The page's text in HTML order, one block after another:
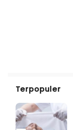
Terpopuler